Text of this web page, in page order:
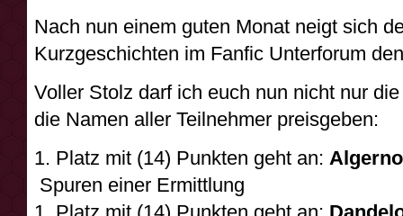
Nach nun einem guten Monat neigt sich
Kurzgeschichten im Fanfic Unterforum
Voller Stolz darf ich euch nun nicht nur
die Namen aller Teilnehmer preisgeben:
1. Platz mit (14) Punkten geht an:
Spuren einer Ermittlung